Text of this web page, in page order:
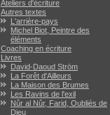
Ateliers d'écriture
Autres textes
L'arrière-pays
Michel Biot, Peintre des
éléments
Coaching en écriture
Livres
David-Daoud Ström
La Forêt d'Ailleurs
La Maison des Brumes
Les Ravins de l'exil
Nûr al Nûr, Farid, Oubliés de
Dieu